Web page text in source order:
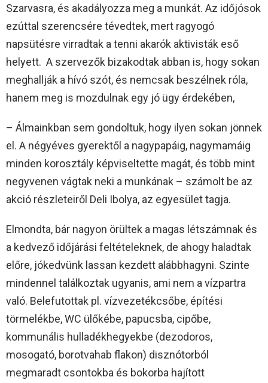
Szarvasra, és akadályozza meg a munkát. Az időjósok
ezúttal szerencsére tévedtek, mert ragyogó
napsütésre virradtak a tenni akarók aktivisták eső
helyett. A szervezők bizakodtak abban is, hogy sokan
meghallják a hívó szót, és nemcsak beszélnek róla,
hanem meg is mozdulnak egy jó ügy érdekében,
– Álmainkban sem gondoltuk, hogy ilyen sokan jönnek
el. A négyéves gyerektől a nagypapáig, nagymamáig
minden korosztály képviseltette magát, és több mint
negyvenen vágtak neki a munkának – számolt be az
akció részleteiről Deli Ibolya, az egyesület tagja.
Elmondta, bár nagyon örültek a magas létszámnak és
a kedvező időjárási feltételeknek, de ahogy haladtak
előre, jókedvünk lassan kezdett alábbhagyni. Szinte
mindennel találkoztak ugyanis, ami nem a vízpartra
való. Belefutottak pl. vízvezetékcsőbe, építési
törmelékbe, WC ülőkébe, papucsba, cipőbe,
kommunális hulladékhegyekbe (dezodoros,
mosogató, borotvahab flakon) disznótorból
megmaradt csontokba és bokorba hajított